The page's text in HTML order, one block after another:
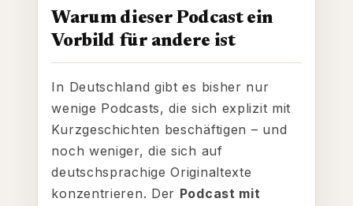
Warum dieser Podcast ein
Vorbild für andere ist
In Deutschland gibt es bisher nur
wenige Podcasts, die sich explizit mit
Kurzgeschichten beschäftigen – und
noch weniger, die sich auf
deutschsprachige Originaltexte
konzentrieren. Der Podcast mit